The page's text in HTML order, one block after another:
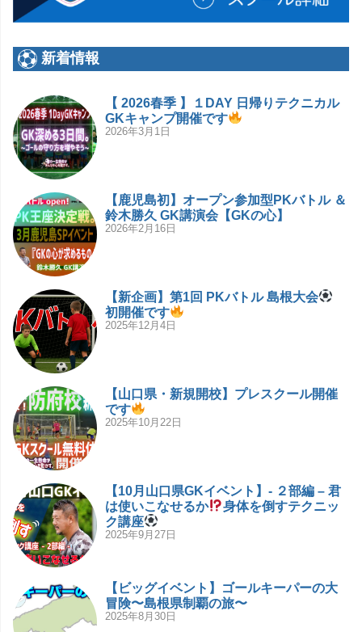
新着情報
【 2026春季 】１DAY 日帰りテクニカル
GKキャンプ開催です
2026年3月1日
【鹿児島初】オープン参加型PKバトル ＆
鈴木勝久 GK講演会【GKの心】
2026年2月16日
【新企画】第1回 PKバトル 島根大会
初開催です
2025年12月4日
【山口県・新規開校】プレスクール開催
です
2025年10月22日
【10月山口県GKイベント】- ２部編 – 君
は使いこなせるか
身体を倒すテクニッ
ク講座
2025年9月27日
【ビッグイベント】ゴールキーパーの大
冒険〜島根県制覇の旅〜
2025年8月30日